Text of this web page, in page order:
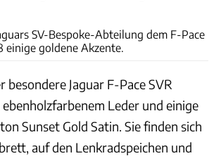
SV-Bespoke-Abteilung dem F-Pace
einige goldene Akzente.
besondere Jaguar F-Pace SVR
Leder und einige
Sunset Gold Satin. Sie finden sich
auf den Lenkradspeichen und